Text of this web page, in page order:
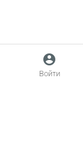
account_circle
Войти